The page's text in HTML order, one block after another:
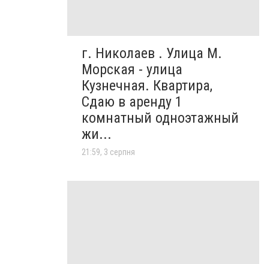
г. Николаев . Улица М.
Морская - улица
Кузнечная. Квартира,
Сдаю в аренду 1
комнатный одноэтажный
жи...
21:59, 3 серпня